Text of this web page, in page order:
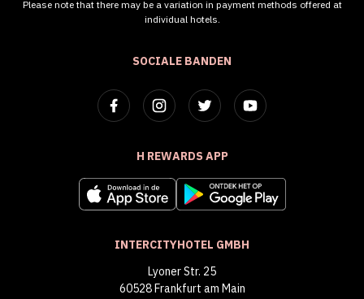
SOCIALE BANDEN
H REWARDS APP
INTERCITYHOTEL GMBH
Lyoner Str. 25
60528 Frankfurt am Main
Please note that there may be a variation in payment methods offered at
individual hotels.